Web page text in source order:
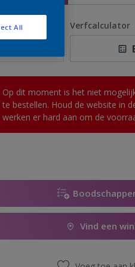
Verfcalculator
Op dit moment is het niet
te bestellen. Houd de website in
werken er hard aan om de
Vind een
All